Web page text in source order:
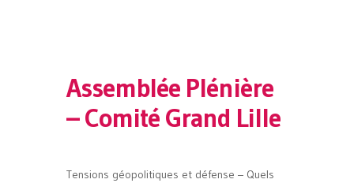
Assemblée Plénière
– Comité Grand Lille
Tensions géopolitiques et défense – Quels